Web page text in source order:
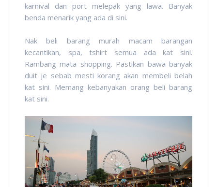
karnival dan port melepak yang lawa. Banyak
benda menarik yang ada di sini.
Nak beli barang murah macam barangan
kecantikan, spa, tshirt semua ada kat sini.
Rambang mata shopping. Pastikan bawa banyak
duit je sebab mesti korang akan membeli belah
kat sini. Memang kebanyakan orang beli barang
kat sini.